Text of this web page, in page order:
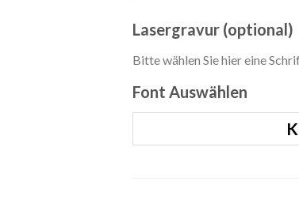
Lasergravur (optional)
Bitte wählen Sie hier eine
Font Auswählen